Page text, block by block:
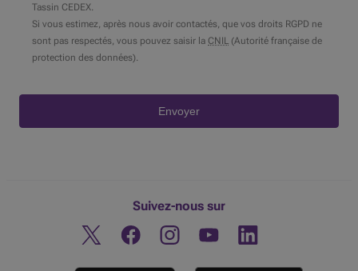
Tassin CEDEX.
Si vous estimez, après nous avoir contactés, que vos droits RGPD ne
sont pas respectés, vous pouvez saisir la CNIL (Autorité française de
protection des données).
Envoyer
Suivez-nous sur
Twitter FacebookInstagramDécouvrez notre chaine
Linkedin